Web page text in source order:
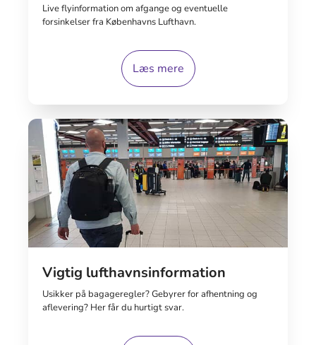
Live flyinformation om afgange og eventuelle
forsinkelser fra Københavns Lufthavn.
Læs mere
Vigtig lufthavnsinformation
Usikker på bagageregler? Gebyrer for afhentning og
aflevering? Her får du hurtigt svar.